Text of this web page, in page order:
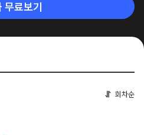
무료보기
회차순